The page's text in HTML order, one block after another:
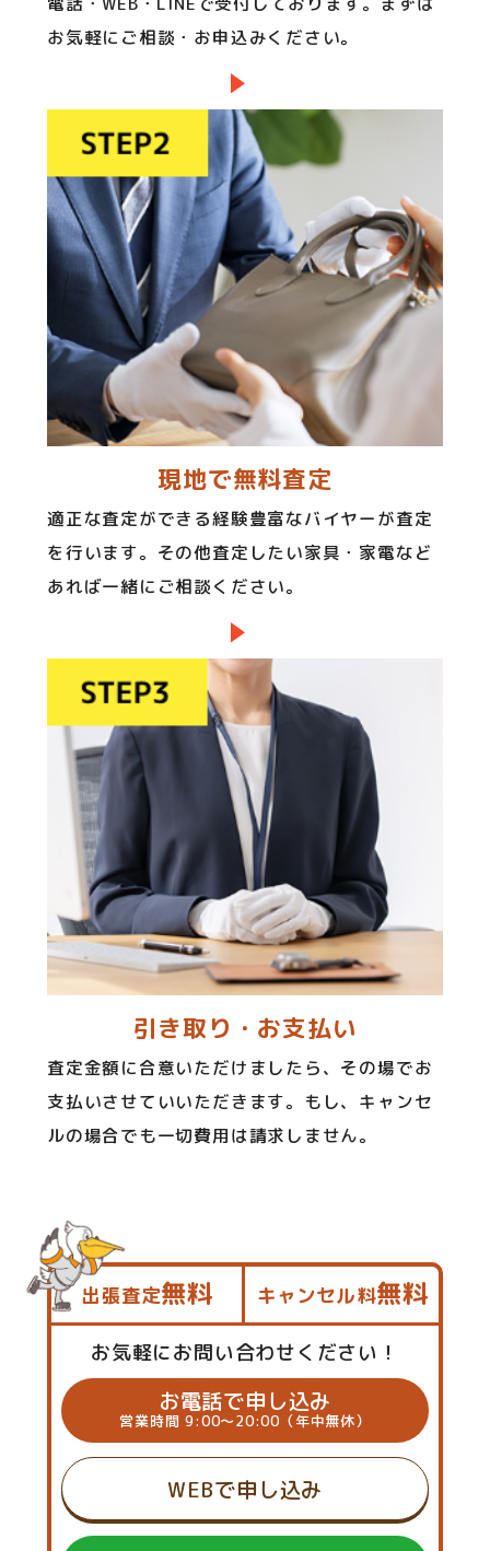
お気軽にご相談・お申込みください。
現地で無料査定
適正な査定ができる経験豊富なバイヤーが査定
を行います。その他査定したい家具・家電など
あれば一緒にご相談ください。
引き取り・お支払い
査定金額に合意いただけましたら、その場でお
支払いさせていいただきます。もし、キャンセ
ルの場合でも一切費用は請求しません。
出張査定無料 キャンセル料無料
お気軽にお問い合わせください！
お電話で申し込み
営業時間 9:00～20:00（年中無休）
WEBで申し込み